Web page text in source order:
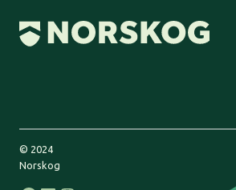
© 2024
Norskog